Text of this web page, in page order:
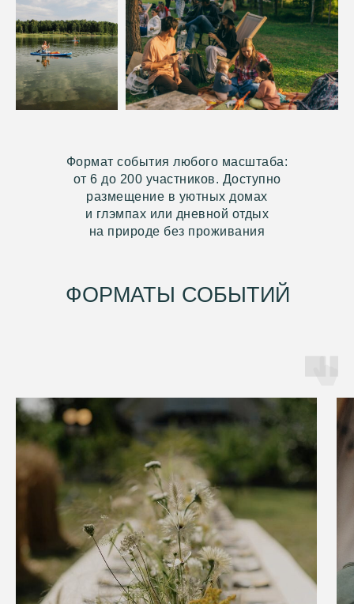
Формат события любого масштаба:
от 6 до 200 участников. Доступно
размещение в уютных домах
и глэмпах или дневной отдых
на природе без проживания
ФОРМАТЫ СОБЫТИЙ